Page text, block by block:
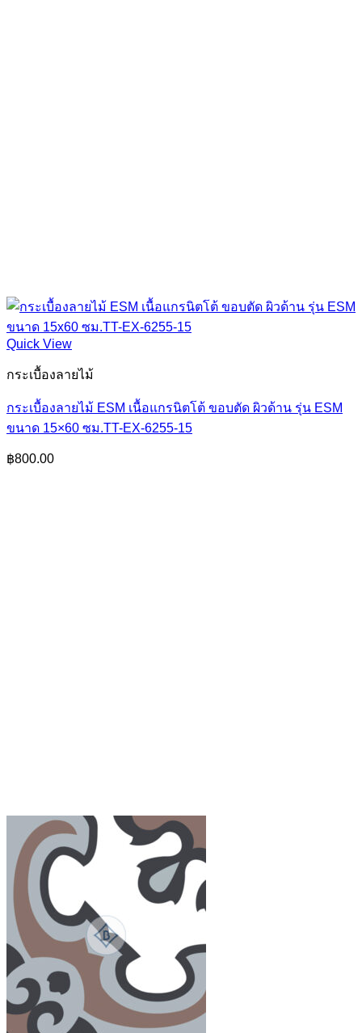
Quick View
กระเบื้องลายไม้
กระเบื้องลายไม้ ESM เนื้อแกรนิตโต้ ขอบตัด ผิวด้าน รุ่น ESM
ขนาด 15×60 ซม.TT-EX-6255-15
฿800.00